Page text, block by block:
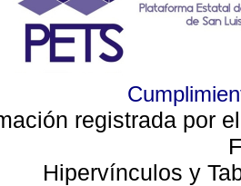
registrada por
Hipervínculos y